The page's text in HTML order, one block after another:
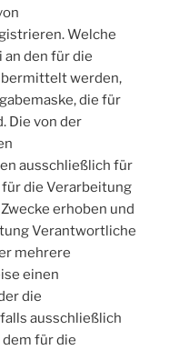
Welche
an den für die
werden,
die für
Die von der
ausschließlich für
die Verarbeitung
erhoben und
Verantwortliche
mehrere
einen
die
ausschließlich
für die